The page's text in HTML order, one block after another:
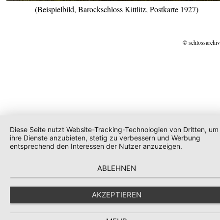
(Beispielbild, Barockschloss Kittlitz, Postkarte 1927)
©
Diese Seite nutzt Website-Tracking-Technologien von Dritten, um
ihre Dienste anzubieten, stetig zu verbessern und Werbung
entsprechend den Interessen der Nutzer anzuzeigen.
ABLEHNEN
AKZEPTIEREN